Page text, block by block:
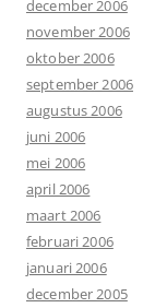
december 2006
november 2006
oktober 2006
september 2006
augustus 2006
juni 2006
mei 2006
april 2006
maart 2006
februari 2006
januari 2006
december 2005